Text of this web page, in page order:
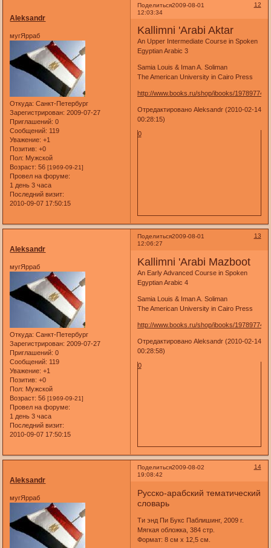
Поделиться 12
2009-08-01
12:03:34
Aleksandr
мугЯрраб
Откуда: Санкт-Петербург
Зарегистрирован: 2009-07-27
Приглашений: 0
Сообщений: 119
Уважение: +1
Позитив: +0
Пол: Мужской
Возраст: 56[1969-09-21]
Провел на форуме:
1 день 3 часа
Последний визит:
2010-09-07 17:50:15
Kallimni 'Arabi Aktar
An Upper Intermediate Course in Spoken
Egyptian Arabic 3
Samia Louis & Iman A. Soliman
The American University in Cairo Press
http://www.books.ru/shop/ibooks/
Отредактировано Aleksandr (2010-02-14
00:28:15)
0
Поделиться 13
2009-08-01
12:06:27
Aleksandr
мугЯрраб
Откуда: Санкт-Петербург
Зарегистрирован: 2009-07-27
Приглашений: 0
Сообщений: 119
Уважение: +1
Позитив: +0
Пол: Мужской
Возраст: 56[1969-09-21]
Провел на форуме:
1 день 3 часа
Последний визит:
2010-09-07 17:50:15
Kallimni 'Arabi Mazboot
An Early Advanced Course in Spoken
Egyptian Arabic 4
Samia Louis & Iman A. Soliman
The American University in Cairo Press
http://www.books.ru/shop/ibooks/
Отредактировано Aleksandr (2010-02-14
00:28:58)
0
Поделиться 14
2009-08-02
19:08:42
Aleksandr
мугЯрраб
Русско-арабский тематический
словарь
Ти энд Пи Букс Паблишинг, 2009 г.
Мягкая обложка, 384 стр.
Формат: 8 см х 12,5 см.